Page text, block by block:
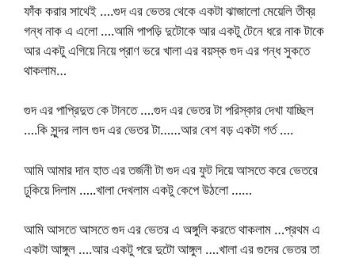
ফাঁক করার সাথেই ….গুদ এর ভেতর থেকে একটা ঝাজালো মেয়েলি তীব্র
গন্ধ নাক এ এলো ….আমি পাপড়ি দুটোকে আর একটু টেনে ধরে নাক টাকে
আর একটু এগিয়ে নিয়ে প্রাণ ভরে খালা এর বয়স্ক গুদ এর গন্ধ সুকতে
থাকলাম…
গুদ এর পাপ্রিদুত কে টানতে ….গুদ এর ভেতর টা পরিস্কার দেখা যাচ্ছিল
….কি সুন্দর লাল গুদ এর ভেতর টা……আর বেশ বড় একটা গর্ত ….
আমি আমার দান হাত এর তর্জনী টা গুদ এর ফুট দিয়ে আসতে করে ভেতরে
ঢুকিয়ে দিলাম …..খালা দেখলাম একটু কেপে উঠলো ……
আমি আসতে আসতে গুদ এর ভেতর এ অঙ্গুলি করতে থাকলাম …প্রথম এ
একটা আঙ্গুল ….আর একটু পরে দুটো আঙ্গুল ….খালা এর গুদের ভেতর তা